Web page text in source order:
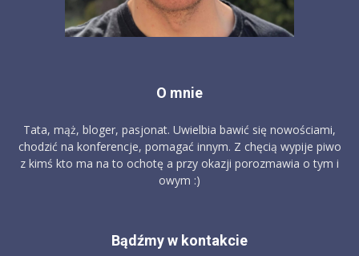
O mnie
Tata, mąż, bloger, pasjonat. Uwielbia bawić się nowościami,
chodzić na konferencje, pomagać innym. Z chęcią wypije piwo
z kimś kto ma na to ochotę a przy okazji porozmawia o tym i
owym :)
Bądźmy w kontakcie